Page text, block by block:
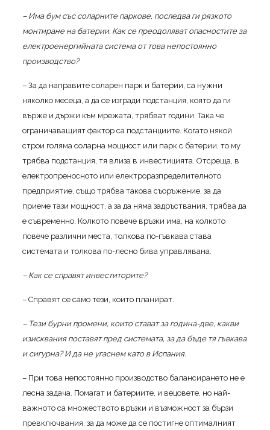
– Има бум със соларните паркове, последва ги рязкото
монтиране на батерии. Как се преодоляват опасностите за
електроенергийната система от това непостоянно
производство?
– За да направите соларен парк и батерии, са нужни
няколко месеца, а да се изгради подстанция, която да ги
върже и държи към мрежата, трябват години. Така че
ограничаващият фактор са подстанциите. Когато някой
строи голяма соларна мощност или парк с батерии, то му
трябва подстанция, тя влиза в инвестицията. Отсреща, в
електропреносното или електроразпределителното
предприятие, също трябва такова съоръжение, за да
приеме тази мощност, а за да няма задръствания, трябва да
е съвременно. Колкото повече връзки има, на колкото
повече различни места, толкова по-гъвкава става
системата и толкова по-лесно бива управлявана.
– Как се справят инвеститорите?
– Справят се само тези, които планират.
– Тези бурни промени, които стават за година-две, какви
изисквания поставят пред системата, за да бъде тя гъвкава
и сигурна? И да не угаснем като в Испания.
– При това непостоянно производство балансирането не е
лесна задача. Помагат и батериите, и вецовете, но най-
важното са множеството връзки и възможност за бързи
превключвания, за да може да се постигне оптималният